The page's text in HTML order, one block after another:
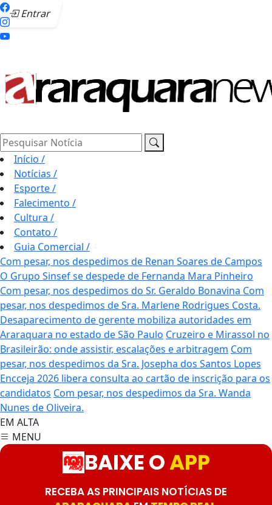
Entrar
Pesquisar Notícia
Início /
Notícias /
Esporte/
Falecimento /
Cultura /
Contato /
Guia Comercial /
Com pesar, nos despedimos de Renan Soares de Campos
O Grupo Sinsef se despede de Fernanda Mara Pinheiro
Com pesar, nos despedimos do Sr. Geraldo Bonavina Com
pesar, nos despedimos de Sra. Marlene Rodrigues Costa.
Desaparecimento de gerente mobiliza autoridades em
Araraquara no estado de São Paulo Cruzeiro e Mirassol no
Brasileirão: onde assistir, escalações e arbitragem Com
pesar, nos despedimos da Sra. Josepha dos Santos Lopes
Encceja 2026 libera consulta ao cartão de inscrição para os
candidatos Com pesar, nos despedimos da Sra. Wanda
Nunes de Oliveira.
EM ALTA
MENU
BAIXE OAPP
RECEBA AS PRINCIPAIS NOTÍCIAS DE